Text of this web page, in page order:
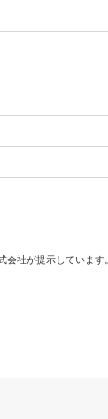
社が提示しています。